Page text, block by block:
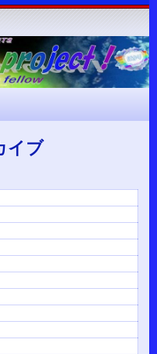
イブ